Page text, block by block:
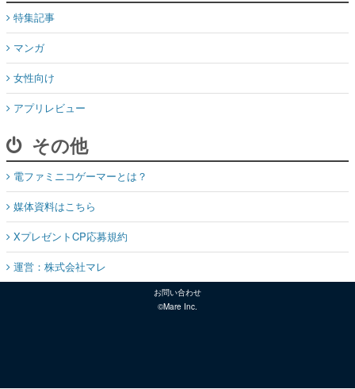
特集記事
マンガ
女性向け
アプリレビュー
その他
電ファミニコゲーマーとは？
媒体資料はこちら
XプレゼントCP応募規約
運営：株式会社マレ
お問い合わせ
©Mare Inc.